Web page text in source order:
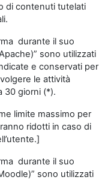
di contenuti tutelati
durante il suo
sono utilizzati
e conservati per
le attività
30 giorni (*).
limite massimo per
ridotti in caso di
durante il suo
sono utilizzati